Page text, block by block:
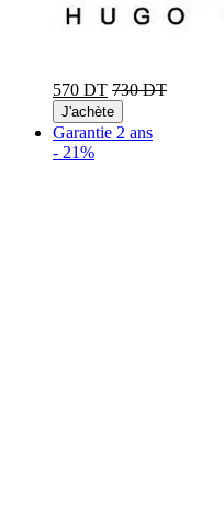
570 DT 730 DT
J'achète
Garantie 2 ans
- 21%